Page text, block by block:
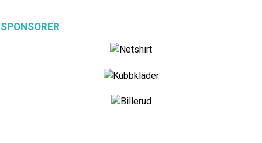
SPONSORER